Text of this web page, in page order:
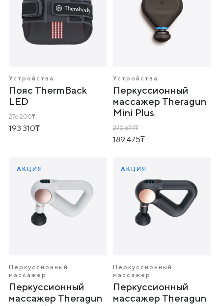
Устройства
Пояс ThermBack
LED
276 200
193 310
Устройства
Перкуссионный
массажер Theragun
Mini Plus
270 679
189 475
АКЦИЯ
Перкуссионный
массажер
Перкуссионный
массажер Theragun
АКЦИЯ
Перкуссионный
массажер
Перкуссионный
массажер Theragun